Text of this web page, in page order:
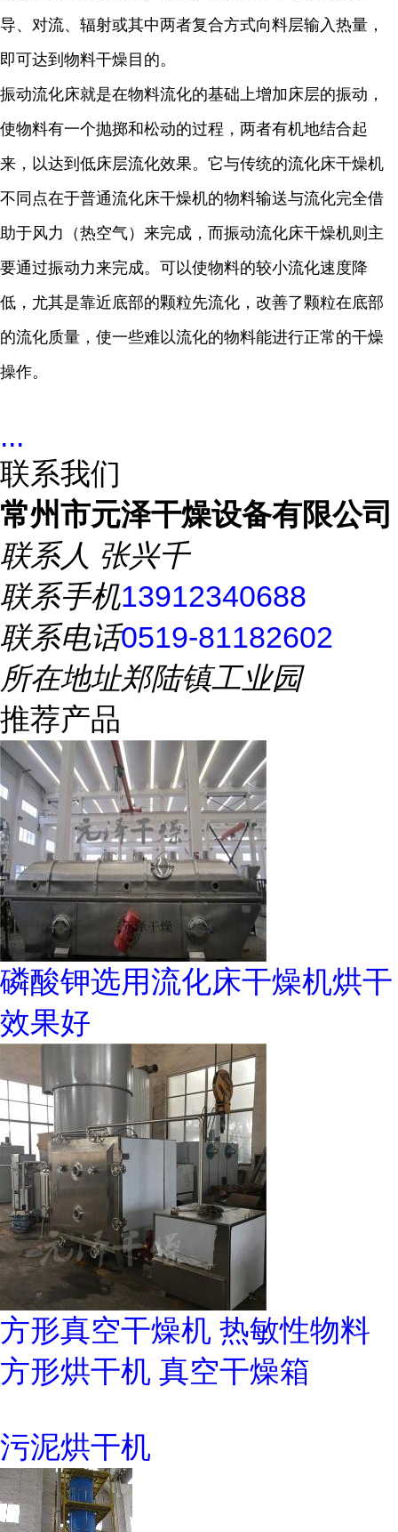
导、对流、辐射或其中两者复合方式向料层输入热量，
即可达到物料干燥目的。
振动流化床就是在物料流化的基础上增加床层的振动，
使物料有一个抛掷和松动的过程，两者有机地结合起
来，以达到低床层流化效果。它与传统的流化床干燥机
不同点在于普通流化床干燥机的物料输送与流化完全借
助于风力（热空气）来完成，而振动流化床干燥机则主
要通过振动力来完成。可以使物料的较小流化速度降
低，尤其是靠近底部的颗粒先流化，改善了颗粒在底部
的流化质量，使一些难以流化的物料能进行正常的干燥
操作。
...
联系我们
常州市元泽干燥设备有限公司
联系人 张兴千
联系手机13912340688
联系电话0519-81182602
所在地址郑陆镇工业园
推荐产品
磷酸钾选用流化床干燥机烘干
效果好
方形真空干燥机 热敏性物料
方形烘干机 真空干燥箱
污泥烘干机